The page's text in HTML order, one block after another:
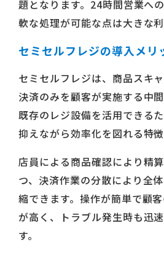
題となります。24時間営業へ
軟な処理が可能な点は大きな利
セミセルフレジの導入メリ
セミセルフレジは、商品スキ
決済のみを顧客が実施する中間
既存のレジ設備を活用できる
抑えながら効率化を図れる特徴
店員による商品確認により精
つ、決済作業の分散により全
縮できます。操作が簡単で顧
が高く、トラブル発生時も迅
す。